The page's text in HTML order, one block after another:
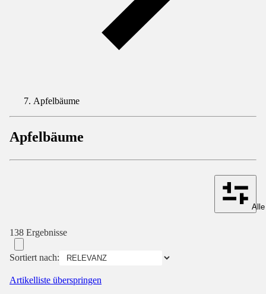
Apfelbäume
Apfelbäume
138 Ergebnisse
Sortiert nach:
Artikelliste überspringen